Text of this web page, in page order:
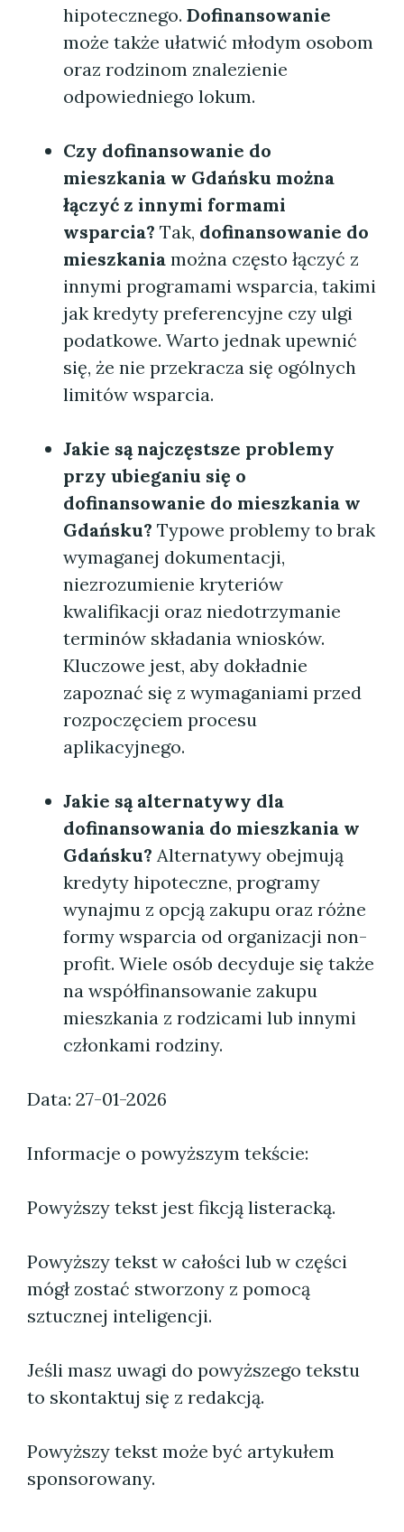
hipotecznego. Dofinansowanie
może także ułatwić młodym osobom
oraz rodzinom znalezienie
odpowiedniego lokum.
Czy dofinansowanie do
mieszkania w Gdańsku można
łączyć z innymi formami
wsparcia? Tak, dofinansowanie do
mieszkania można często łączyć z
innymi programami wsparcia, takimi
jak kredyty preferencyjne czy ulgi
podatkowe. Warto jednak upewnić
się, że nie przekracza się ogólnych
limitów wsparcia.
Jakie są najczęstsze problemy
przy ubieganiu się o
dofinansowanie do mieszkania w
Gdańsku? Typowe problemy to brak
wymaganej dokumentacji,
niezrozumienie kryteriów
kwalifikacji oraz niedotrzymanie
terminów składania wniosków.
Kluczowe jest, aby dokładnie
zapoznać się z wymaganiami przed
rozpoczęciem procesu
aplikacyjnego.
Jakie są alternatywy dla
dofinansowania do mieszkania w
Gdańsku? Alternatywy obejmują
kredyty hipoteczne, programy
wynajmu z opcją zakupu oraz różne
formy wsparcia od organizacji non-
profit. Wiele osób decyduje się także
na współfinansowanie zakupu
mieszkania z rodzicami lub innymi
członkami rodziny.
Data: 27-01-2026
Informacje o powyższym tekście:
Powyższy tekst jest fikcją listeracką.
Powyższy tekst w całości lub w części
mógł zostać stworzony z pomocą
sztucznej inteligencji.
Jeśli masz uwagi do powyższego tekstu
to skontaktuj się z redakcją.
Powyższy tekst może być artykułem
sponsorowany.